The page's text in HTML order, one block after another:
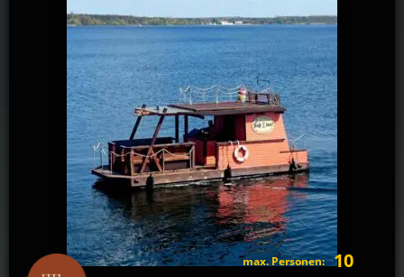
max. Personen: 10